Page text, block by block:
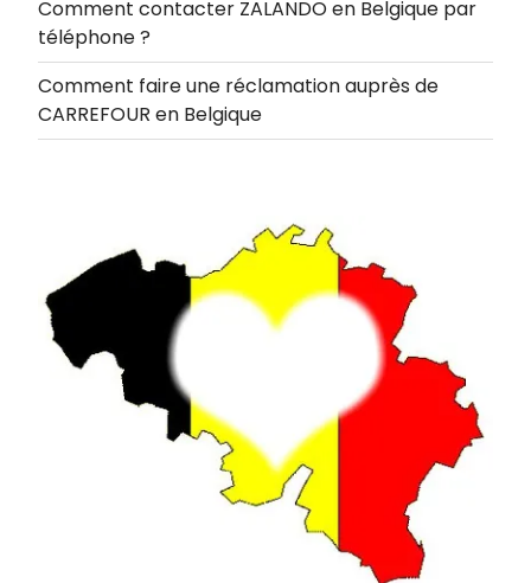
Comment contacter ZALANDO en Belgique par
téléphone ?
Comment faire une réclamation auprès de
CARREFOUR en Belgique